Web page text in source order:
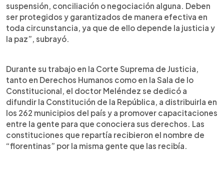
suspensión, conciliación o negociación alguna. Deben
ser protegidos y garantizados de manera efectiva en
toda circunstancia, ya que de ello depende la justicia y
la paz”, subrayó.
Durante su trabajo en la Corte Suprema de Justicia,
tanto en Derechos Humanos como en la Sala de lo
Constitucional, el doctor Meléndez se dedicó a
difundir la Constitución de la República, a distribuirla en
los 262 municipios del país y a promover capacitaciones
entre la gente para que conociera sus derechos. Las
constituciones que repartía recibieron el nombre de
“florentinas” por la misma gente que las recibía.